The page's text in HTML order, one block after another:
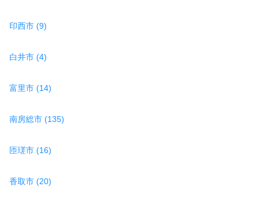
印西市 (9)
白井市 (4)
富里市 (14)
南房総市 (135)
匝瑳市 (16)
香取市 (20)